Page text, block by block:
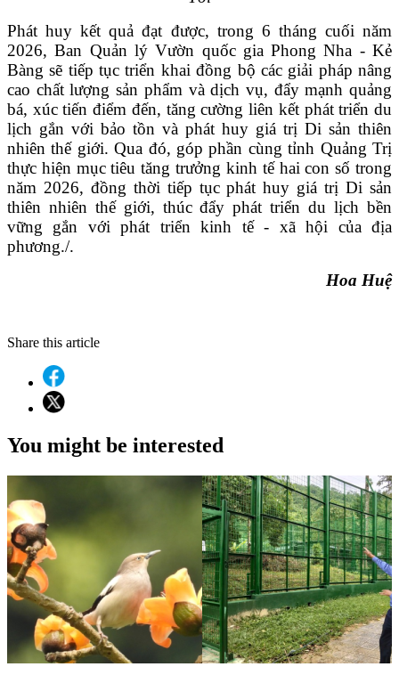
Phát huy kết quả đạt được, trong 6 tháng cuối năm
2026, Ban Quản lý Vườn quốc gia Phong Nha - Kẻ
Bàng sẽ tiếp tục triển khai đồng bộ các giải pháp nâng
cao chất lượng sản phẩm và dịch vụ, đẩy mạnh quảng
bá, xúc tiến điểm đến, tăng cường liên kết phát triển du
lịch gắn với bảo tồn và phát huy giá trị Di sản thiên
nhiên thế giới. Qua đó, góp phần cùng tỉnh Quảng Trị
thực hiện mục tiêu tăng trưởng kinh tế hai con số trong
năm 2026, đồng thời tiếp tục phát huy giá trị Di sản
thiên nhiên thế giới, thúc đẩy phát triển du lịch bền
vững gắn với phát triển kinh tế - xã hội của địa
phương./.
Hoa Huệ
Share this article
You might be interested